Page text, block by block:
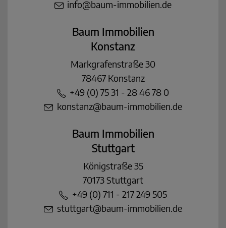
info@baum-immobilien.de
Baum Immobilien
Konstanz
Markgrafenstraße 30
78467 Konstanz
+49 (0) 75 31 - 28 46 78 0
konstanz@baum-immobilien.de
Baum Immobilien
Stuttgart
Königstraße 35
70173 Stuttgart
+49 (0) 711 - 217 249 505
stuttgart@baum-immobilien.de